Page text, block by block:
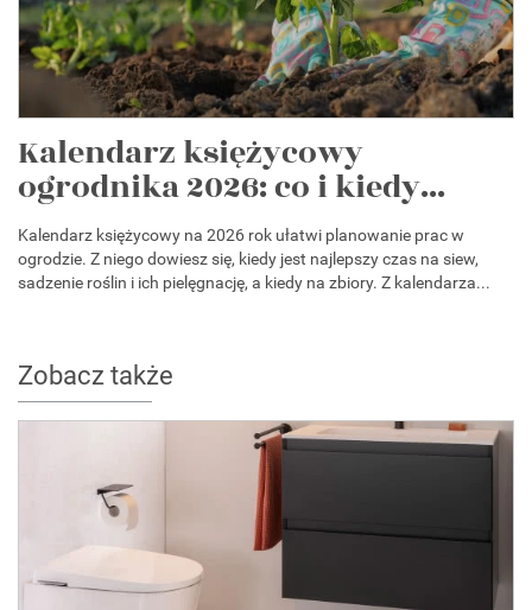
Kalendarz księżycowy
ogrodnika 2026: co i kiedy...
Kalendarz księżycowy na 2026 rok ułatwi planowanie prac w
ogrodzie. Z niego dowiesz się, kiedy jest najlepszy czas na siew,
sadzenie roślin i ich pielęgnację, a kiedy na zbiory. Z kalendarza...
Zobacz także